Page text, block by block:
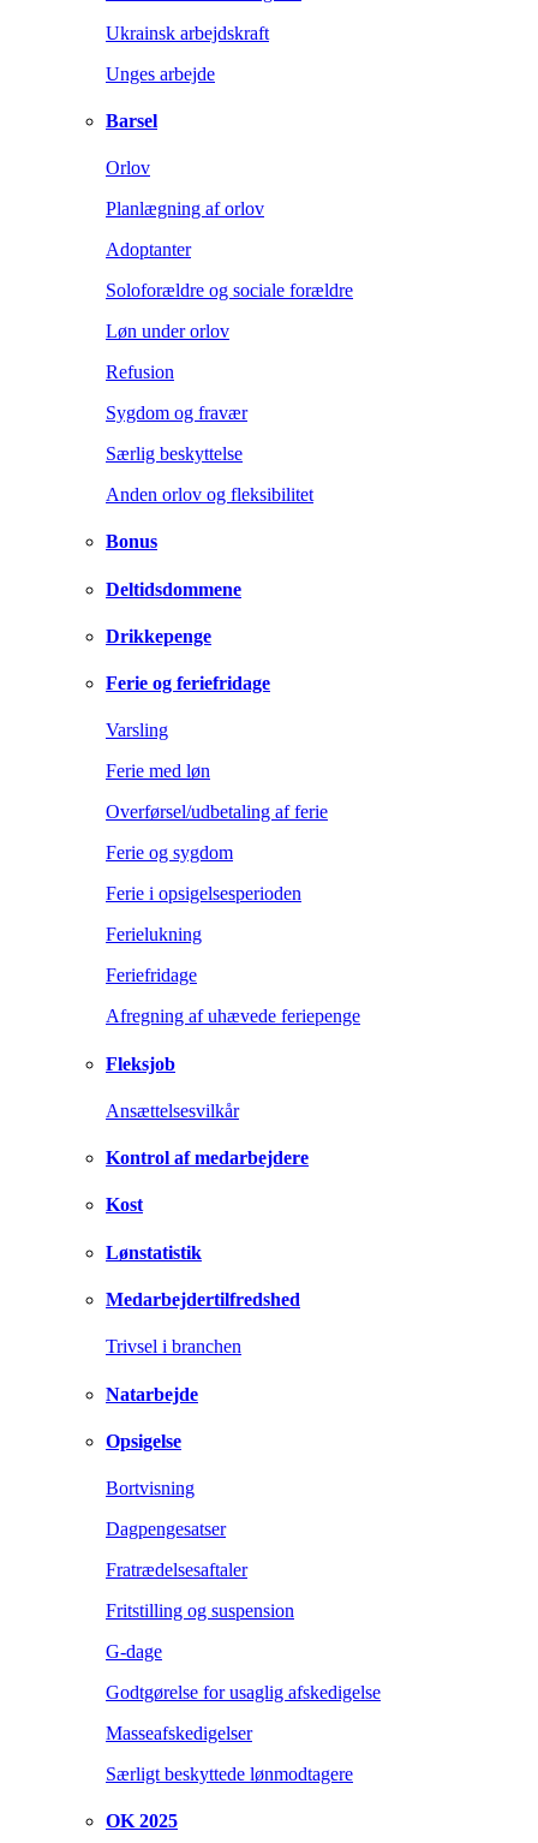
Ukrainsk arbejdskraft
Unges arbejde
Barsel
Orlov
Planlægning af orlov
Adoptanter
Soloforældre og sociale forældre
Løn under orlov
Refusion
Sygdom og fravær
Særlig beskyttelse
Anden orlov og fleksibilitet
Bonus
Deltidsdommene
Drikkepenge
Ferie og feriefridage
Varsling
Ferie med løn
Overførsel/udbetaling af ferie
Ferie og sygdom
Ferie i opsigelsesperioden
Ferielukning
Feriefridage
Afregning af uhævede feriepenge
Fleksjob
Ansættelsesvilkår
Kontrol af medarbejdere
Kost
Lønstatistik
Medarbejdertilfredshed
Trivsel i branchen
Natarbejde
Opsigelse
Bortvisning
Dagpengesatser
Fratrædelsesaftaler
Fritstilling og suspension
G-dage
Godtgørelse for usaglig afskedigelse
Masseafskedigelser
Særligt beskyttede lønmodtagere
OK 2025